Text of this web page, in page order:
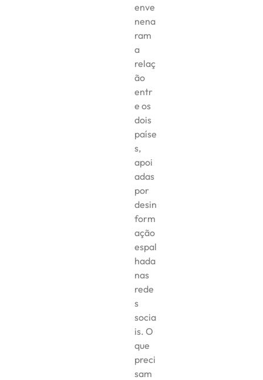
enve
nena
ram
a
relaç
ão
entr
e os
dois
paíse
s,
apoi
adas
por
desin
form
ação
espal
hada
nas
rede
s
socia
is. O
que
preci
sam